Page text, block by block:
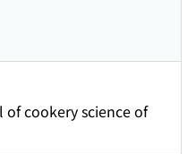
of cookery science of